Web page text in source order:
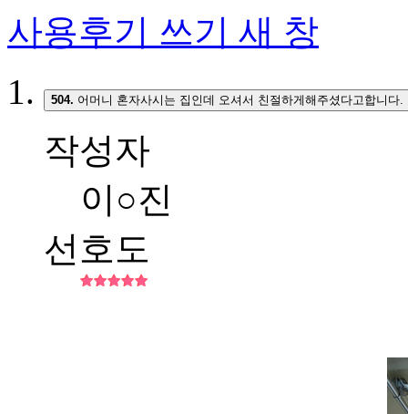
사용후기 쓰기 새 창
504. 어머니 혼자사시는 집인데 오셔서 친절하게해주셨다고합니
작성자
이○진
선호도